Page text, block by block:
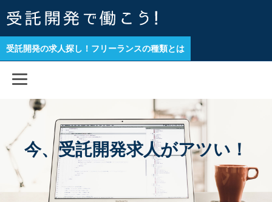
受託開発の求人探し！フリーランスの種類とは
今、受託開発求人がアツい！